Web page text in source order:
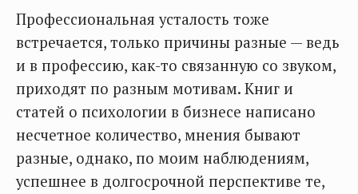
Профессиональная усталость тоже
встречается, только причины разные — ведь
и в профессию, как-то связанную со звуком,
приходят по разным мотивам. Книг и
статей о психологии в бизнесе написано
несчетное количество, мнения бывают
разные, однако, по моим наблюдениям,
успешнее в долгосрочной перспективе те,